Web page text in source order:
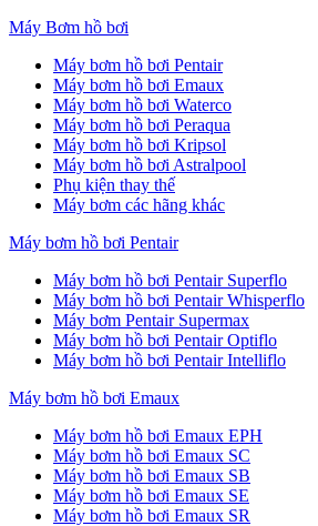
Máy Bơm hồ bơi
Máy bơm hồ bơi Pentair
Máy bơm hồ bơi Emaux
Máy bơm hồ bơi Waterco
Máy bơm hồ bơi Peraqua
Máy bơm hồ bơi Kripsol
Máy bơm hồ bơi Astralpool
Phụ kiện thay thế
Máy bơm các hãng khác
Máy bơm hồ bơi Pentair
Máy bơm hồ bơi Pentair Superflo
Máy bơm hồ bơi Pentair Whisperflo
Máy bơm Pentair Supermax
Máy bơm hồ bơi Pentair Optiflo
Máy bơm hồ bơi Pentair Intelliflo
Máy bơm hồ bơi Emaux
Máy bơm hồ bơi Emaux EPH
Máy bơm hồ bơi Emaux SC
Máy bơm hồ bơi Emaux SB
Máy bơm hồ bơi Emaux SE
Máy bơm hồ bơi Emaux SR